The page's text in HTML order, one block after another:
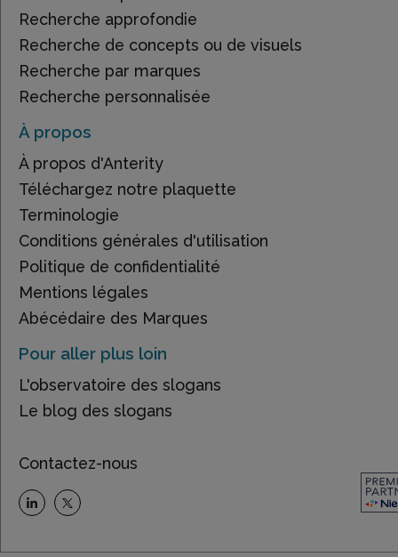
Recherche approfondie
Recherche de concepts ou de visuels
Recherche par marques
Recherche personnalisée
À propos
À propos d'Anterity
Téléchargez notre plaquette
Terminologie
Conditions générales d'utilisation
Politique de confidentialité
Mentions légales
Abécédaire des Marques
Pour aller plus loin
L'observatoire des slogans
Le blog des slogans
Contactez-nous